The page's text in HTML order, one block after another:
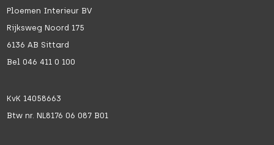
Ploemen Interieur BV
Rijksweg Noord 175
6136 AB Sittard
Bel 046 411 0 100
KvK 14058663
Btw nr. NL8176 06 087 B01